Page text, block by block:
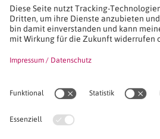
Seminare
Seminardatenbank
Inhouseanfragen
Seminarreihen
VWA stellt sich vor